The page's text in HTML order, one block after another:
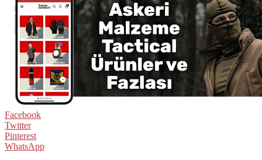
Facebook
Twitter
Pinterest
WhatsApp